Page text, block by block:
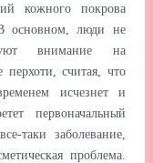
кожного покрова
основном, люди не
внимание на
перхоти, считая, что
исчезнет и
первоначальный
таки заболевание,
проблема.